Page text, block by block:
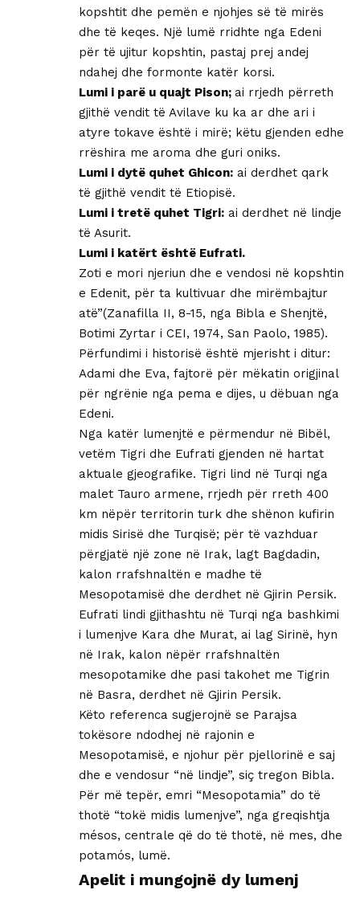
kopshtit dhe pemën e njohjes së të mirës
dhe të keqes. Një lumë rridhte nga Edeni
për të ujitur kopshtin, pastaj prej andej
ndahej dhe formonte katër korsi.
Lumi i parë u quajt Pison; ai rrjedh përreth
gjithë vendit të Avilave ku ka ar dhe ari i
atyre tokave është i mirë; këtu gjenden edhe
rrëshira me aroma dhe guri oniks.
Lumi i dytë quhet Ghicon: ai derdhet qark
të gjithë vendit të Etiopisë.
Lumi i tretë quhet Tigri: ai derdhet në lindje
të Asurit.
Lumi i katërt është Eufrati.
Zoti e mori njeriun dhe e vendosi në kopshtin
e Edenit, për ta kultivuar dhe mirëmbajtur
atë”(Zanafilla II, 8-15, nga Bibla e Shenjtë,
Botimi Zyrtar i CEI, 1974, San Paolo, 1985).
Përfundimi i historisë është mjerisht i ditur:
Adami dhe Eva, fajtorë për mëkatin origjinal
për ngrënie nga pema e dijes, u dëbuan nga
Edeni.
Nga katër lumenjtë e përmendur në Bibël,
vetëm Tigri dhe Eufrati gjenden në hartat
aktuale gjeografike. Tigri lind në Turqi nga
malet Tauro armene, rrjedh për rreth 400
km nëpër territorin turk dhe shënon kufirin
midis Sirisë dhe Turqisë; për të vazhduar
përgjatë një zone në Irak, lagt Bagdadin,
kalon rrafshnaltën e madhe të
Mesopotamisë dhe derdhet në Gjirin Persik.
Eufrati lindi gjithashtu në Turqi nga bashkimi
i lumenjve Kara dhe Murat, ai lag Sirinë, hyn
në Irak, kalon nëpër rrafshnaltën
mesopotamike dhe pasi takohet me Tigrin
në Basra, derdhet në Gjirin Persik.
Këto referenca sugjerojnë se Parajsa
tokësore ndodhej në rajonin e
Mesopotamisë, e njohur për pjellorinë e saj
dhe e vendosur “në lindje”, siç tregon Bibla.
Për më tepër, emri “Mesopotamia” do të
thotë “tokë midis lumenjve”, nga greqishtja
mésos, centrale që do të thotë, në mes, dhe
potamós, lumë.
Apelit i mungojnë dy lumenj